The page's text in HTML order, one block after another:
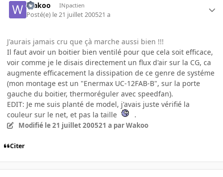
Wakoo INpactien
Posté(e) le 21 juillet 200521 a
J'aurais jamais cru que çà marche aussi bien !!!
Il faut avoir un boitier bien ventilé pour que cela soit efficace,
voir comme je le disais directement un flux d'air sur la CG, ca
augmente efficacement la dissipation de ce genre de systéme
(mon montage est un "Enermax UC-12FAB-B", sur la porte
gauche du boitier, thermoréguler avec speedfan).
EDIT: Je me suis planté de model, j'avais juste vérifié la
couleur sur le net, et pas la taille
.
Modifié le 21 juillet 200521 a par Wakoo
Citer